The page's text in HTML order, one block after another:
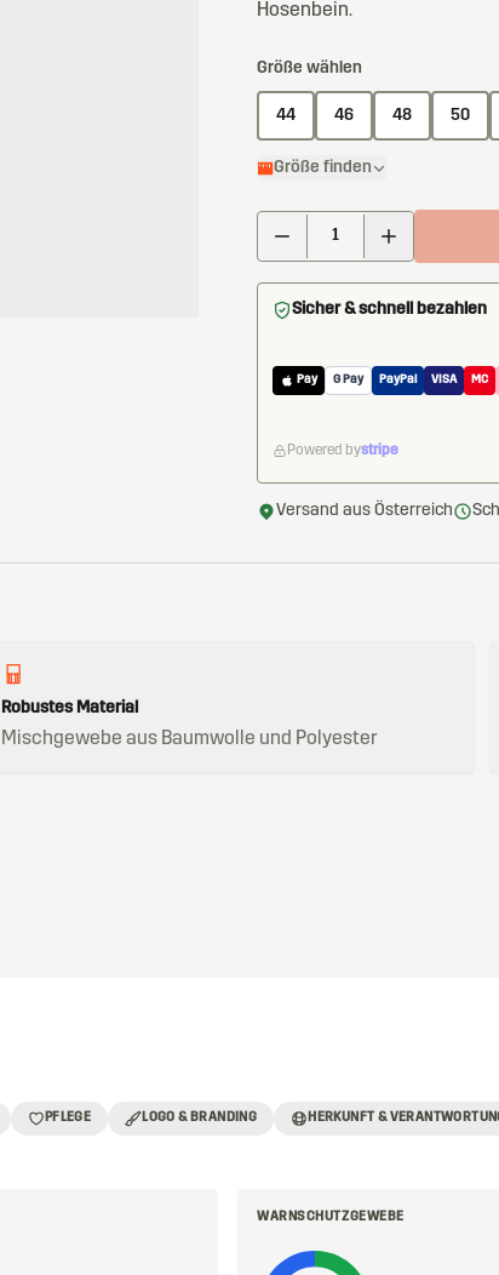
Hosenbein.
Größe wählen
44 46 48 50
Größe finden
Sicher & schnell bezahlen
Pay G Pay PayPal VISA MC
Powered bystripe
Versand aus Österreich
Robustes Material
Mischgewebe aus Baumwolle und Polyester
PFLEGE LOGO & BRANDING HERKUNFT &
WARNSCHUTZGEWEBE